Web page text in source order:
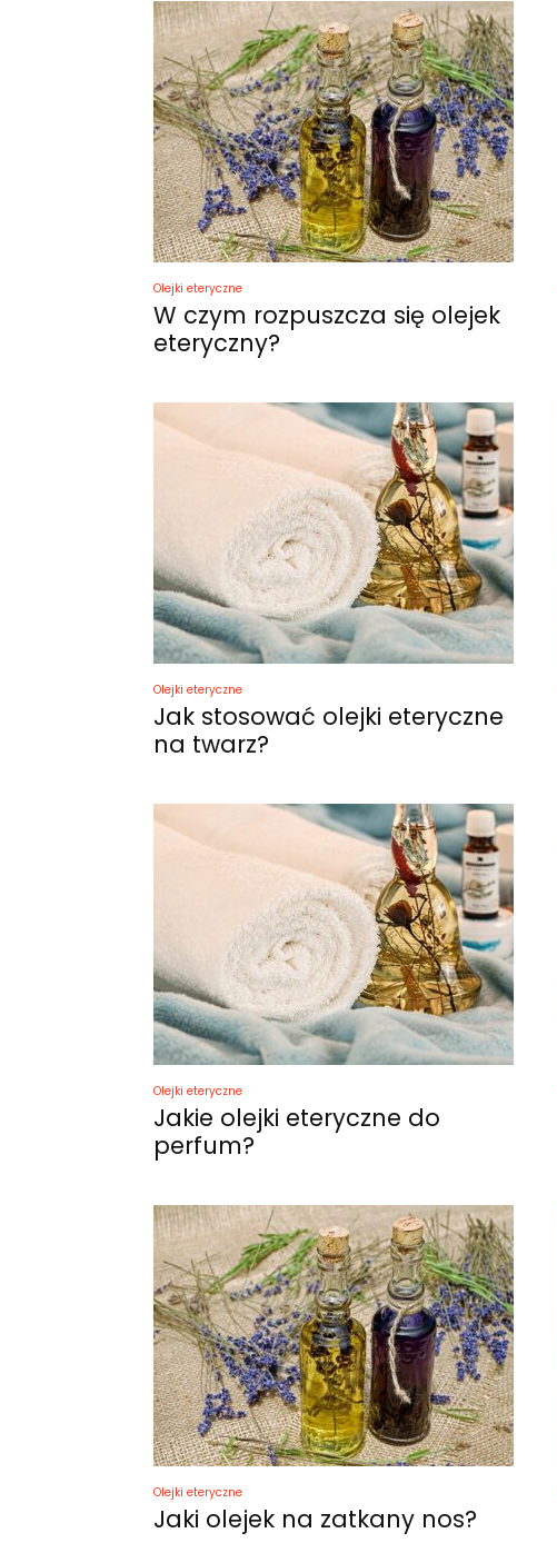
Olejki eteryczne
W czym rozpuszcza się olejek
eteryczny?
Olejki eteryczne
Jak stosować olejki eteryczne
na twarz?
Olejki eteryczne
Jakie olejki eteryczne do
perfum?
Olejki eteryczne
Jaki olejek na zatkany nos?